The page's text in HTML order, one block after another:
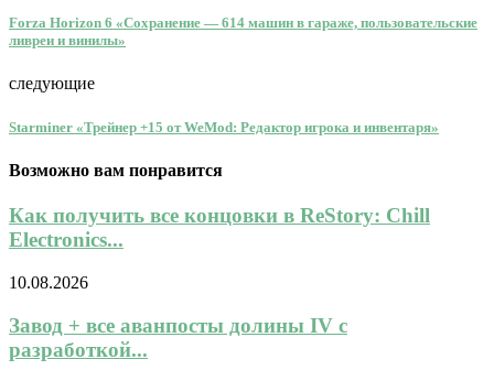
Forza Horizon 6 «Сохранение — 614 машин в гараже, пользовательские
ливреи и винилы»
следующие
Starminer «Трейнер +15 от WeMod: Редактор игрока и инвентаря»
Возможно вам понравится
Как получить все концовки в ReStory: Chill
Electronics...
10.08.2026
Завод + все аванпосты долины IV с
разработкой...